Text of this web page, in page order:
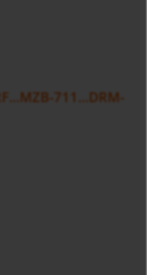
711...DRM-